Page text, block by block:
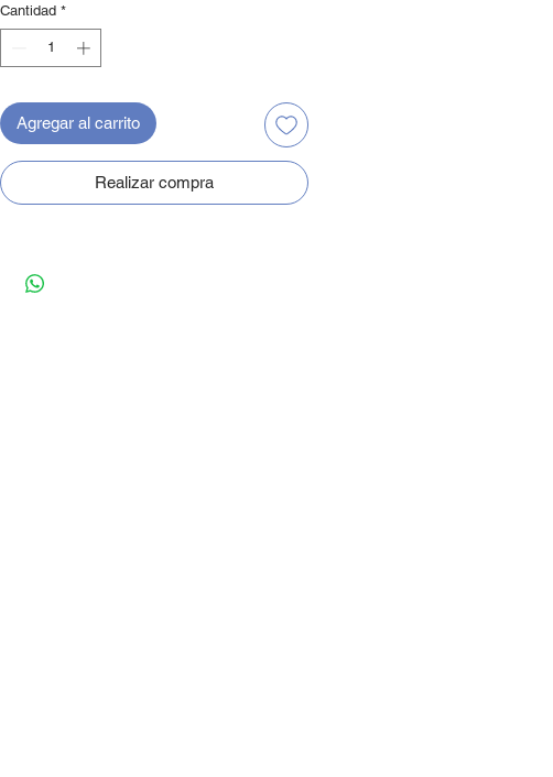
Cantidad *
Agregar al carrito
Realizar compra